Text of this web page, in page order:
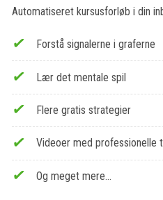
Automatiseret kursusforløb i din
Forstå signalerne i graferne
Lær det mentale spil
Flere gratis strategier
Videoer med professionelle
Og meget mere…